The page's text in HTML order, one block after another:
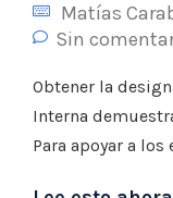
Matías
Sin
Obtener la
Interna
Para apoyar a